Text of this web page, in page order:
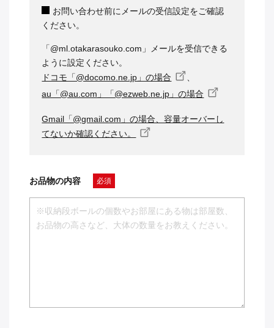
お問い合わせ前にメールの受信設定をご確認
ください。
「@ml.otakarasouko.com」メールを受信できる
ように設定ください。
ドコモ「@docomo.ne.jp」の場合
au「@au.com」「@ezweb.ne.jp」の場合
Gmail「@gmail.com」の場合、容量オーバーし
てないか確認ください。
お品物の内容 必須